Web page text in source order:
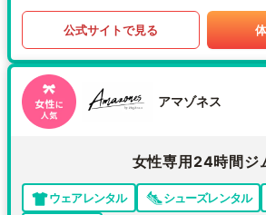
公式サイトで見る
アマゾネス
女性専用24時間ジ
ウェアレンタル シューズレンタル